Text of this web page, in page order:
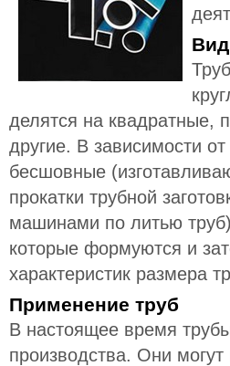
делятся на квадратные,
другие. В зависимости
бесшовные
прокатки трубной
машинами по литью
которые формуются и
характеристик размера
Применение труб
В настоящее время
производства. Они могут